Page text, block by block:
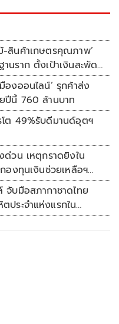
-สินค้าเกษตรคุณภาพ’
นราก ตั้งเป้าเงินสะพัด
องออนไลน์’ รุกค้าส่ง
ปีนี้ 760 ล้านบาท
โต 49%รับดีมานด์อุตฯ
ด่วน เหตุกราดยิงใน
องทุนเงินช่วยเหลือฯ
จับมือสภากาชาดไทย
ประจำแห่งแรกใน